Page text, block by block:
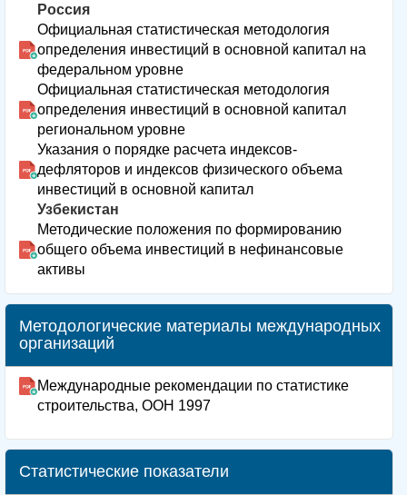
Россия
Официальная статистическая методология
определения инвестиций в основной капитал на
федеральном уровне
Официальная статистическая методология
определения инвестиций в основной капитал
региональном уровне
Указания о порядке расчета индексов-
дефляторов и индексов физического объема
инвестиций в основной капитал
Узбекистан
Методические положения по формированию
общего объема инвестиций в нефинансовые
активы
Методологические материалы международных
организаций
Международные рекомендации по статистике
строительства, ООН 1997
Статистические показатели